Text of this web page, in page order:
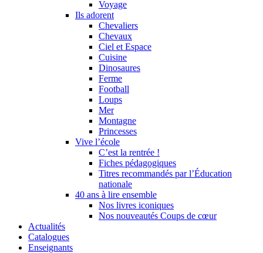
Voyage
Ils adorent
Chevaliers
Chevaux
Ciel et Espace
Cuisine
Dinosaures
Ferme
Football
Loups
Mer
Montagne
Princesses
Vive l’école
C’est la rentrée !
Fiches pédagogiques
Titres recommandés par l’Éducation
nationale
40 ans à lire ensemble
Nos livres iconiques
Nos nouveautés Coups de cœur
Actualités
Catalogues
Enseignants